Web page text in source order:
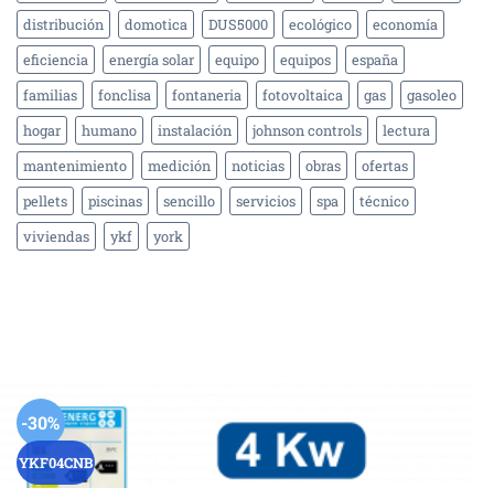
distribución
domotica DUS5000 ecológico
economía
eficiencia
energía solar equipo equipos
españa
familias
fonclisa fontaneria fotovoltaica gas
gasoleo
hogar
humano instalación johnson controls
lectura
mantenimiento
medición noticias obras
ofertas
pellets
piscinas sencillo servicios spa
técnico
viviendas
ykf york
-30%
YKF04CNB